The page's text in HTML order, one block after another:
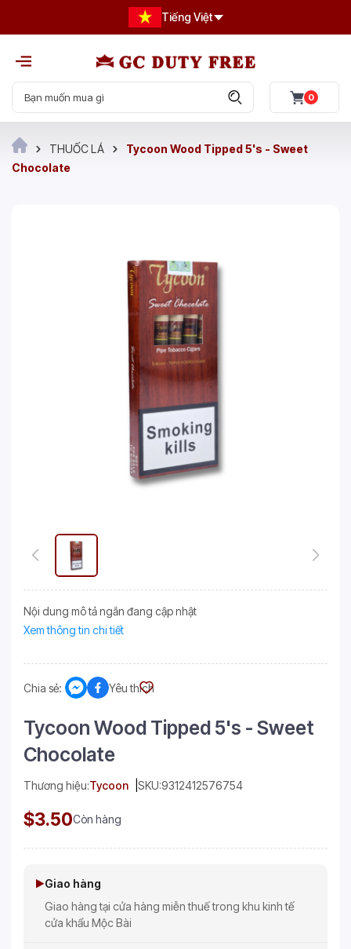
Tiếng Việt
0
THUỐC LÁ
Tycoon Wood Tipped 5's - Sweet
Chocolate
Nội dung mô tả ngắn đang cập nhật
Xem thông tin chi tiết
Chia sẻ: Yêu thích
Tycoon Wood Tipped 5's - Sweet
Chocolate
Thương hiệu:Tycoon SKU:9312412576754
$3.50Còn hàng
Giao hàng
Giao hàng tại cửa hàng miễn thuế trong khu kinh tế
cửa khẩu Mộc Bài